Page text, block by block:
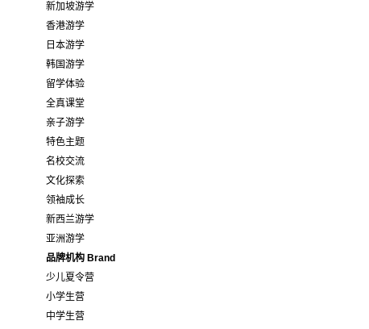
新加坡游学
香港游学
日本游学
韩国游学
留学体验
全真课堂
亲子游学
特色主题
名校交流
文化探索
领袖成长
新西兰游学
亚洲游学
品牌机构 Brand
少儿夏令营
小学生营
中学生营